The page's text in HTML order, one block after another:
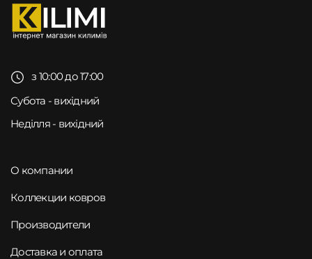
з 10:00 до 17:00
Субота - вихідний
Неділля - вихідний
О компании
Коллекции ковров
Производители
Доставка и оплата